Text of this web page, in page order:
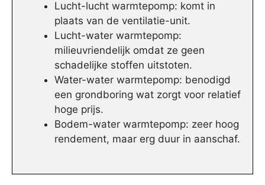
Lucht-lucht warmtepomp: komt in
plaats van de ventilatie-unit.
Lucht-water warmtepomp:
milieuvriendelijk omdat ze geen
schadelijke stoffen uitstoten.
Water-water warmtepomp: benodigd
een grondboring wat zorgt voor relatief
hoge prijs.
Bodem-water warmtepomp: zeer hoog
rendement, maar erg duur in aanschaf.